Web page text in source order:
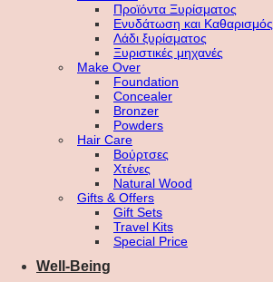
Προϊόντα Ξυρίσματος
Ενυδάτωση και Καθαρισμός
Λάδι ξυρίσματος
Ξυριστικές μηχανές
Make Over
Foundation
Concealer
Bronzer
Powders
Hair Care
Βούρτσες
Χτένες
Natural Wood
Gifts & Offers
Gift Sets
Travel Kits
Special Price
Well-Being